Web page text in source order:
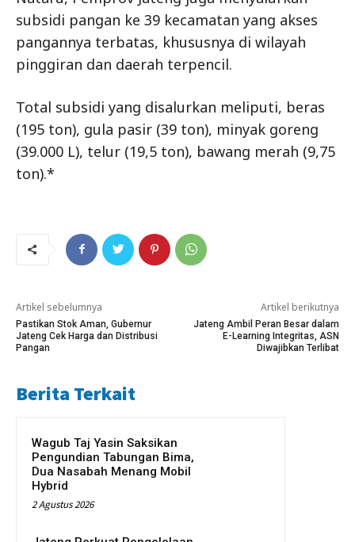
subsidi pangan ke 39 kecamatan yang akses
pangannya terbatas, khususnya di wilayah
pinggiran dan daerah terpencil.
Total subsidi yang disalurkan meliputi, beras
(195 ton), gula pasir (39 ton), minyak goreng
(39.000 L), telur (19,5 ton), bawang merah (9,75
ton).*
Artikel sebelumnya
Pastikan Stok Aman, Gubernur
Jateng Cek Harga dan Distribusi
Pangan
Artikel berikutnya
Jateng Ambil Peran Besar dalam
E-Learning Integritas, ASN
Diwajibkan Terlibat
Berita Terkait
Wagub Taj Yasin Saksikan
Pengundian Tabungan Bima,
Dua Nasabah Menang Mobil
Hybrid
2 Agustus 2026